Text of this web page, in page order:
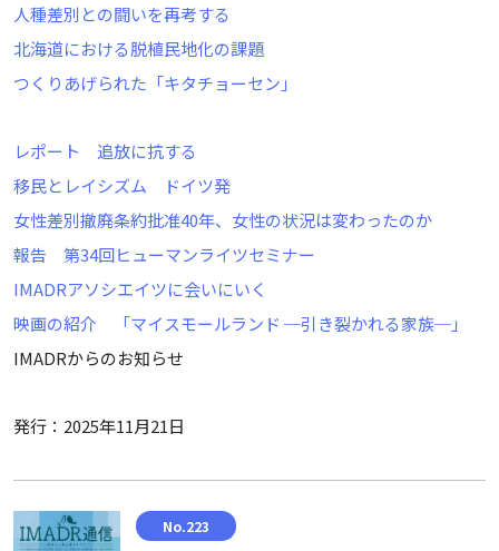
人種差別との闘いを再考する
北海道における脱植民地化の課題
つくりあげられた「キタチョーセン」
レポート 追放に抗する
移民とレイシズム ドイツ発
女性差別撤廃条約批准40年、女性の状況は変わったのか
報告 第34回ヒューマンライツセミナー
IMADRアソシエイツに会いにいく
映画の紹介 「マイスモールランド ─引き裂かれる家族─」
IMADRからのお知らせ
発行：2025年11月21日
No.223